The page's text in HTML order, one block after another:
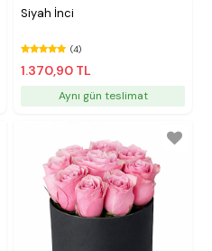
Siyah İnci
(4)
1.370,90 TL
Aynı gün teslimat